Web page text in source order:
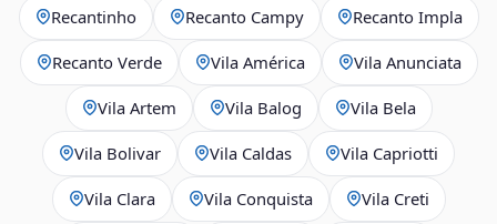
Recantinho Recanto Campy Recanto Impla
Recanto Verde Vila América Vila Anunciata
Vila Artem Vila Balog Vila Bela
Vila Bolivar Vila Caldas Vila Capriotti
Vila Clara Vila Conquista Vila Creti